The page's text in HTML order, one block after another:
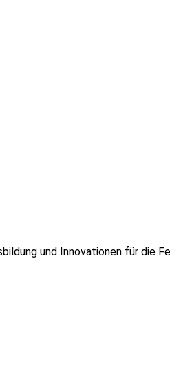
und Innovationen für die